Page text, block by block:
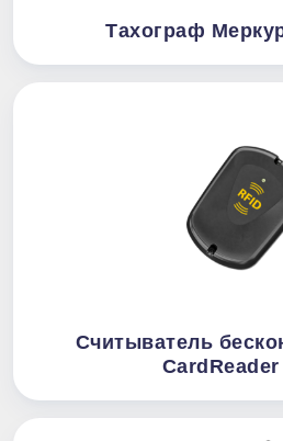
Тахограф
Считыватель